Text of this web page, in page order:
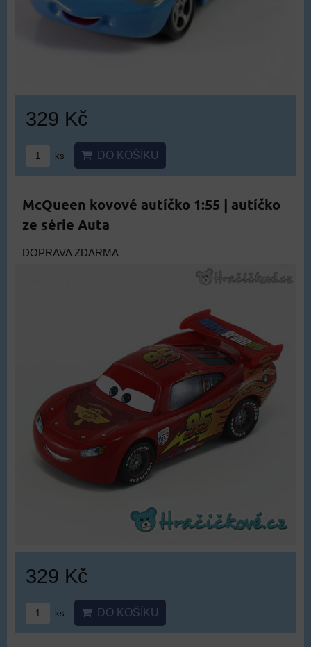
329 Kč
ks DO KOŠÍKU
McQueen kovové autíčko 1:55 | autíčko
ze série Auta
DOPRAVA ZDARMA
329 Kč
ks DO KOŠÍKU